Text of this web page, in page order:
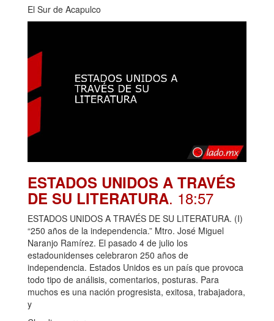
El Sur de Acapulco
ESTADOS UNIDOS A TRAVÉS
DE SU LITERATURA. 18:57
ESTADOS UNIDOS A TRAVÉS DE SU LITERATURA. (I)
“250 años de la independencia.” Mtro. José Miguel
Naranjo Ramírez. El pasado 4 de julio los
estadounidenses celebraron 250 años de
independencia. Estados Unidos es un país que provoca
todo tipo de análisis, comentarios, posturas. Para
muchos es una nación progresista, exitosa, trabajadora,
y